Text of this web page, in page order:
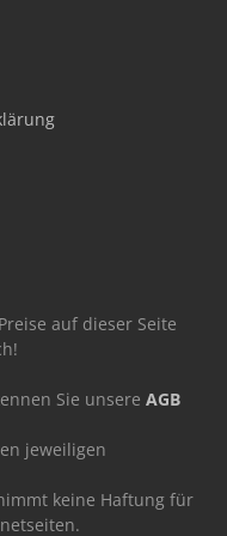
auf dieser Seite
Sie unsere AGB
jeweiligen
keine Haftung für